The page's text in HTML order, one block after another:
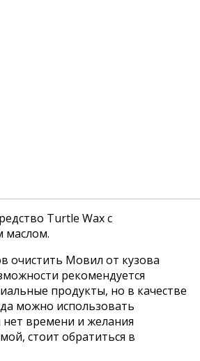
Turtle Wax с
маслом.
очистить Мовил ​​от кузова
рекомендуется
продукты, но в качестве
можно использовать
нет времени и желания
стоит обратиться в